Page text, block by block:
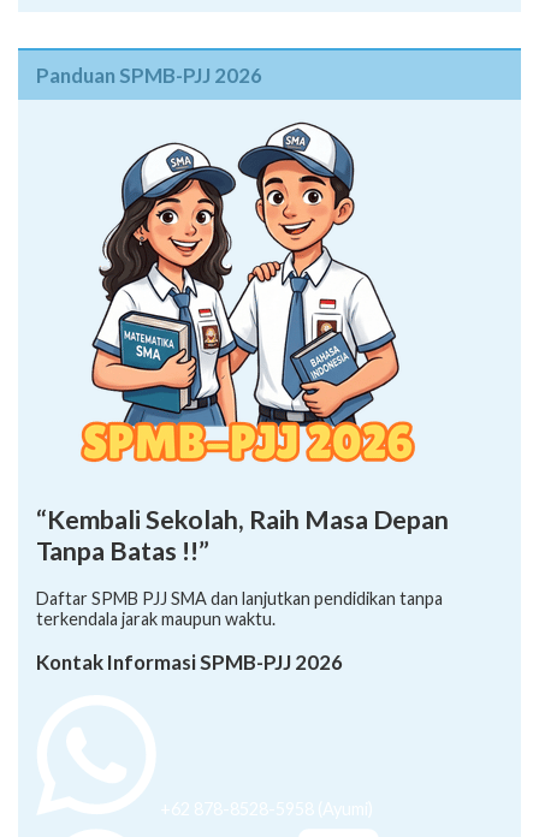
Panduan SPMB-PJJ 2026
“Kembali Sekolah, Raih Masa Depan
Tanpa Batas !!”
Daftar SPMB PJJ SMA dan lanjutkan pendidikan tanpa
terkendala jarak maupun waktu.
Kontak Informasi SPMB-PJJ 2026
+62 878-8528-5958 (Ayumi)